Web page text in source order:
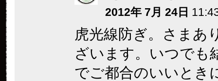
2012年 7月 24日
虎光線防ぎ。さまあ
ざいます。いつでも
でご都合のいいとき